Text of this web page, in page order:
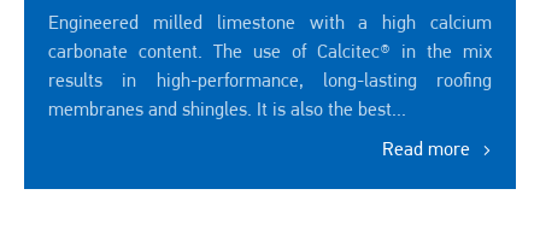
Engineered milled limestone with a high calcium
carbonate content. The use of Calcitec® in the mix
results in high-performance, long-lasting roofing
membranes and shingles. It is also the best...
Read more